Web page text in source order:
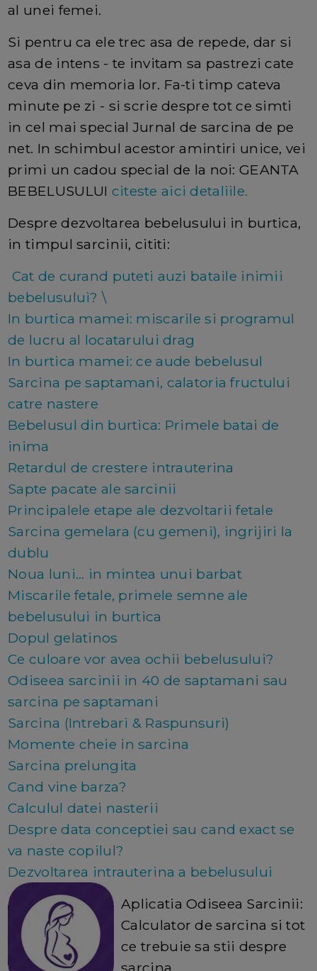
al unei femei.
Si pentru ca ele trec asa de repede, dar si
asa de intens - te invitam sa pastrezi cate
ceva din memoria lor. Fa-ti timp cateva
minute pe zi - si scrie despre tot ce simti
in cel mai special Jurnal de sarcina de pe
net. In schimbul acestor amintiri unice, vei
primi un cadou special de la noi: GEANTA
BEBELUSULUI citeste aici detaliile.
Despre dezvoltarea bebelusului in burtica,
in timpul sarcinii, cititi:
Cat de curand puteti auzi bataile inimii
bebelusului? \
In burtica mamei: miscarile si programul
de lucru al locatarului drag
In burtica mamei: ce aude bebelusul
Sarcina pe saptamani, calatoria fructului
catre nastere
Bebelusul din burtica: Primele batai de
inima
Retardul de crestere intrauterina
Sapte pacate ale sarcinii
Principalele etape ale dezvoltarii fetale
Sarcina gemelara (cu gemeni), ingrijiri la
dublu
Noua luni... in mintea unui barbat
Miscarile fetale, primele semne ale
bebelusului in burtica
Dopul gelatinos
Ce culoare vor avea ochii bebelusului?
Odiseea sarcinii in 40 de saptamani sau
sarcina pe saptamani
Sarcina (Intrebari & Raspunsuri)
Momente cheie in sarcina
Sarcina prelungita
Cand vine barza?
Calculul datei nasterii
Despre data conceptiei sau cand exact se
va naste copilul?
Dezvoltarea intrauterina a bebelusului
Aplicatia Odiseea Sarcinii:
Calculator de sarcina si tot
ce trebuie sa stii despre
sarcina